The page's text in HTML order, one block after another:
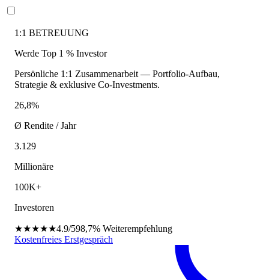
1:1 BETREUUNG
Werde Top 1 % Investor
Persönliche 1:1 Zusammenarbeit — Portfolio-Aufbau,
Strategie & exklusive Co-Investments.
26,8%
Ø Rendite / Jahr
3.129
Millionäre
100K+
Investoren
★★★★★4.9/598,7% Weiterempfehlung
Kostenfreies Erstgespräch